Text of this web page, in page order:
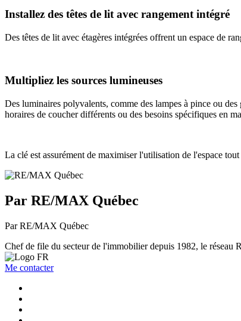
Installez des têtes de lit avec rangement intégré
Des têtes de lit avec étagères intégrées offrent un espace de
Multipliez les sources lumineuses
Des luminaires polyvalents, comme des lampes à pince ou
horaires de coucher différents ou des besoins spécifiques en
La clé est assurément de maximiser l'utilisation de l'espace
Par RE/MAX Québec
Par RE/MAX Québec
Chef de file du secteur de l'immobilier depuis 1982, le réseau
Me contacter